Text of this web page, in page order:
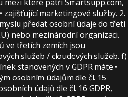
mezi které patří Smartsupp.com,
zajišťující marketingové služby. 2.
předat osobní údaje do třetí
nebo mezinárodní organizaci.
ve třetích zemích jsou
služeb / cloudových služeb. f)
stanovených v GDPR máte •
osobním údajům dle čl. 15
údajů dle čl. 16 GDPR,